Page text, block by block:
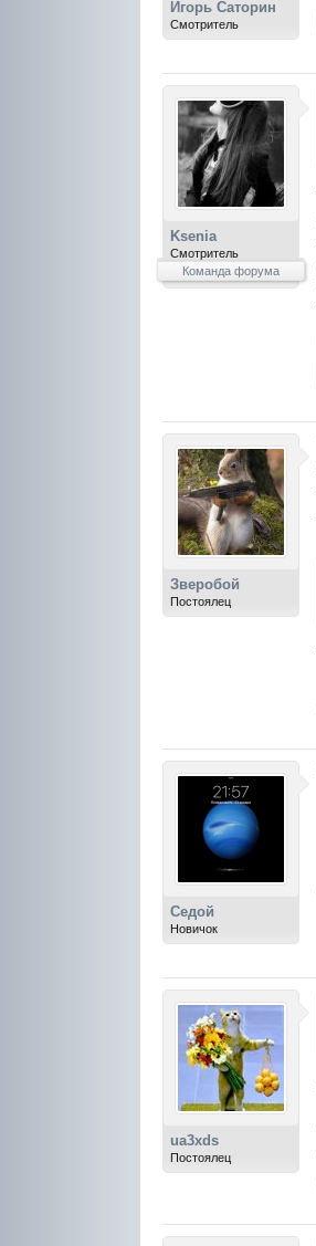
Игорь Саторин
Смотритель
Ksenia
Смотритель
Команда форума
Зверобой
Постоялец
Седой
Новичок
ua3xds
Постоялец